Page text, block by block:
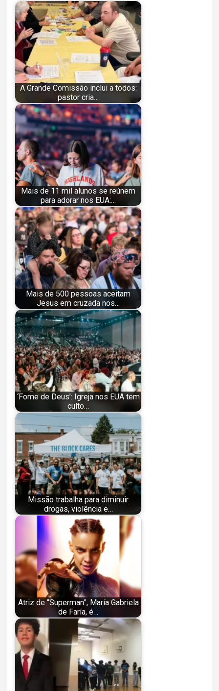
A Grande Comissão inclui a todos:
pastor cria…
Mais de 11 mil alunos se reúnem
para adorar nos EUA:…
Mais de 500 pessoas aceitam
Jesus em cruzada nos…
‘Fome de Deus’: Igreja nos EUA tem
culto…
Missão trabalha para diminuir
drogas, violência e…
Atriz de “Superman”, María Gabriela
de Faría, é…